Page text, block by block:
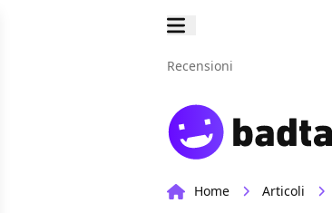
Recensioni
Home Articoli